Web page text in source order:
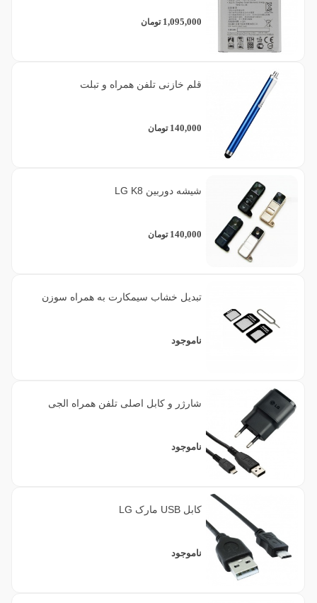
1,095,000 تومان
قلم خازنی تلفن همراه و تبلت
140,000 تومان
شیشه دوربین LG K8
140,000 تومان
تبدیل خشاب سیمکارت به همراه سوزن
ناموجود
شارژر و کابل اصلی تلفن همراه الجی
ناموجود
کابل USB مارک LG
ناموجود